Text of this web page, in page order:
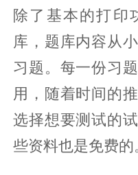
除了基本的打印
库，题库内容从
习题。每一份习
用，随着时间的
选择想要测试的
些资料也是免费的